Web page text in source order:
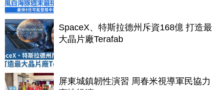
SpaceX、特斯拉德州斥資168億 打造最
大晶片廠Terafab
屏東城鎮韌性演習 周春米視導軍民協力